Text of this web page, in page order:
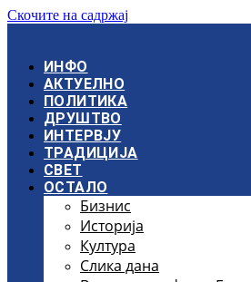
Скочите на садржај
ИНФО
АКТУЕЛНО
ПОЛИТИКА
ДРУШТВО
ИНТЕРВЈУ
ТРАДИЦИЈА
СВЕТ
ОСТАЛО
Бизнис
Историја
Култура
Слика дана